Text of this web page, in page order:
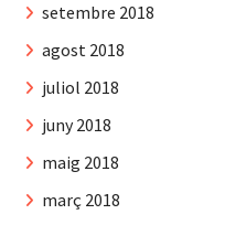
setembre 2018
agost 2018
juliol 2018
juny 2018
maig 2018
març 2018